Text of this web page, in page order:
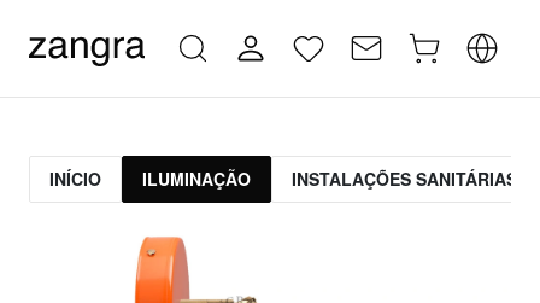
INÍCIO ILUMINAÇÃO INSTALAÇÕES SANITÁRIAS